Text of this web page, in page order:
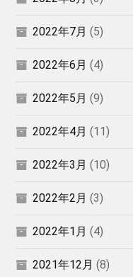
2022年7月 (5)
2022年6月 (4)
2022年5月 (9)
2022年4月 (11)
2022年3月 (10)
2022年2月 (3)
2022年1月 (4)
2021年12月 (8)